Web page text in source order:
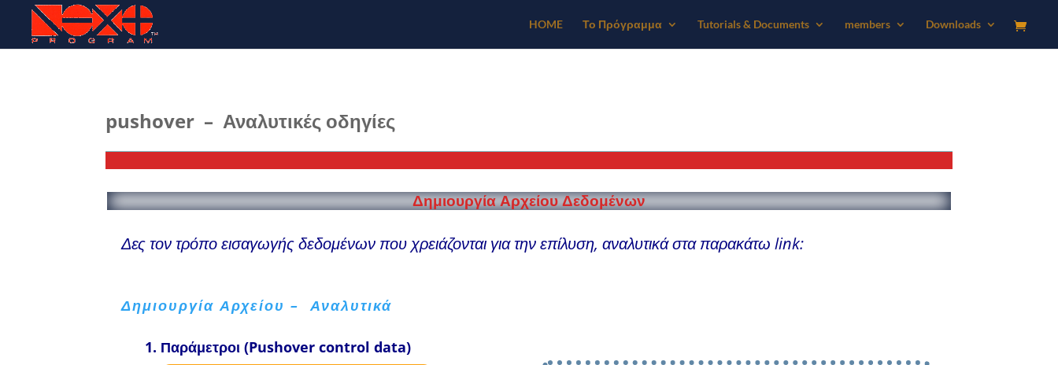
HOME Το Πρόγραμμα Tutorials & Documents members Downloads
pushover – Αναλυτικές οδηγίες
Δημιουργία Αρχείου Δεδομένων
Δες τον τρόπο εισαγωγής δεδομένων που χρειάζονται για την επίλυση, αναλυτικά στα παρακάτω link:
Δημιουργία Αρχείου – Αναλυτικά
1. Παράμετροι (Pushover control data)